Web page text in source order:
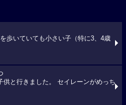
歩いていても小さい子（特に3、4歳
と行きました。 セイレーンがめっち